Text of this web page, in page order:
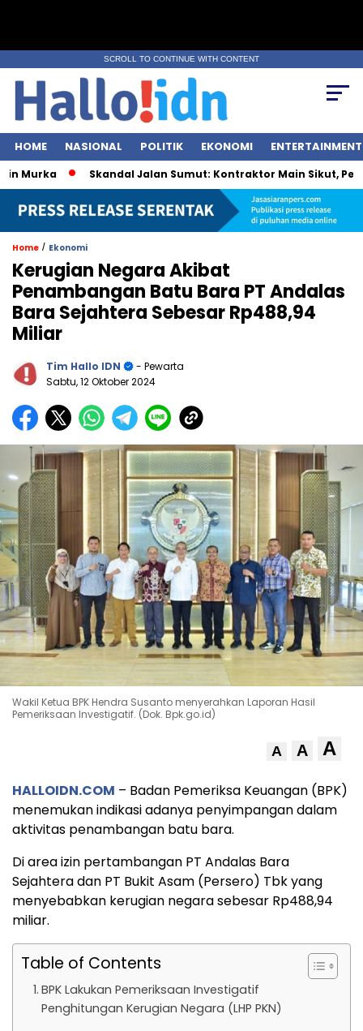
SCROLL TO CONTINUE WITH CONTENT
HOME NASIONAL POLITIK EKONOMI ENTERTAINMENT
Skandal Jalan Sumut: Kontraktor Main Sikut, Pejabat
Home / Ekonomi
Kerugian Negara Akibat
Penambangan Batu Bara PT Andalas
Bara Sejahtera Sebesar Rp488,94
Miliar
Tim Hallo IDN
- Pewarta
Sabtu, 12 Oktober 2024
Wakil Ketua BPK Hendra Susanto menyerahkan Laporan Hasil
Pemeriksaan Investigatif. (Dok. Bpk.go.id)
A A A
HALLOIDN.COM – Badan Pemeriksa Keuangan (BPK)
menemukan indikasi adanya penyimpangan dalam
aktivitas penambangan batu bara.
Di area izin pertambangan PT Andalas Bara
Sejahtera dan PT Bukit Asam (Persero) Tbk yang
menyebabkan kerugian negara sebesar Rp488,94
miliar.
Table of Contents
BPK Lakukan Pemeriksaan Investigatif
Penghitungan Kerugian Negara (LHP PKN)